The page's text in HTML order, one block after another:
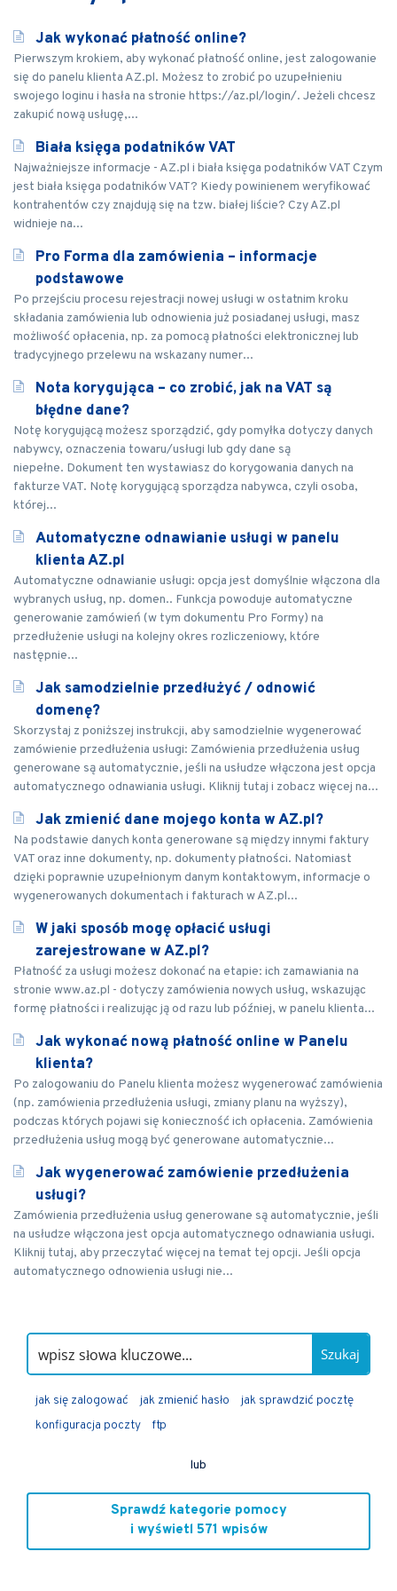
Jak wykonać płatność online?
Pierwszym krokiem, aby wykonać płatność online, jest zalogowanie
się do panelu klienta AZ.pl. Możesz to zrobić po uzupełnieniu
swojego loginu i hasła na stronie https://az.pl/login/. Jeżeli chcesz
zakupić nową usługę,...
Biała księga podatników VAT
Najważniejsze informacje - AZ.pl i biała księga podatników VAT Czym
jest biała księga podatników VAT? Kiedy powinienem weryfikować
kontrahentów czy znajdują się na tzw. białej liście? Czy AZ.pl
widnieje na...
Pro Forma dla zamówienia – informacje
podstawowe
Po przejściu procesu rejestracji nowej usługi w ostatnim kroku
składania zamówienia lub odnowienia już posiadanej usługi, masz
możliwość opłacenia, np. za pomocą płatności elektronicznej lub
tradycyjnego przelewu na wskazany numer...
Nota korygująca – co zrobić, jak na VAT są
błędne dane?
Notę korygującą możesz sporządzić, gdy pomyłka dotyczy danych
nabywcy, oznaczenia towaru/usługi lub gdy dane są
niepełne. Dokument ten wystawiasz do korygowania danych na
fakturze VAT. Notę korygującą sporządza nabywca, czyli osoba,
której...
Automatyczne odnawianie usługi w panelu
klienta AZ.pl
Automatyczne odnawianie usługi: opcja jest domyślnie włączona dla
wybranych usług, np. domen.. Funkcja powoduje automatyczne
generowanie zamówień (w tym dokumentu Pro Formy) na
przedłużenie usługi na kolejny okres rozliczeniowy, które
następnie...
Jak samodzielnie przedłużyć / odnowić
domenę?
Skorzystaj z poniższej instrukcji, aby samodzielnie wygenerować
zamówienie przedłużenia usługi: Zamówienia przedłużenia usług
generowane są automatycznie, jeśli na usłudze włączona jest opcja
automatycznego odnawiania usługi. Kliknij tutaj i zobacz więcej na...
Jak zmienić dane mojego konta w AZ.pl?
Na podstawie danych konta generowane są między innymi faktury
VAT oraz inne dokumenty, np. dokumenty płatności. Natomiast
dzięki poprawnie uzupełnionym danym kontaktowym, informacje o
wygenerowanych dokumentach i fakturach w AZ.pl...
W jaki sposób mogę opłacić usługi
zarejestrowane w AZ.pl?
Płatność za usługi możesz dokonać na etapie: ich zamawiania na
stronie www.az.pl - dotyczy zamówienia nowych usług, wskazując
formę płatności i realizując ją od razu lub później, w panelu klienta...
Jak wykonać nową płatność online w Panelu
klienta?
Po zalogowaniu do Panelu klienta możesz wygenerować zamówienia
(np. zamówienia przedłużenia usługi, zmiany planu na wyższy),
podczas których pojawi się konieczność ich opłacenia. Zamówienia
przedłużenia usług mogą być generowane automatycznie...
Jak wygenerować zamówienie przedłużenia
usługi?
Zamówienia przedłużenia usług generowane są automatycznie, jeśli
na usłudze włączona jest opcja automatycznego odnawiania usługi.
Kliknij tutaj, aby przeczytać więcej na temat tej opcji. Jeśli opcja
automatycznego odnowienia usługi nie...
Szukaj
jak się zalogować jak zmienić hasło
jak sprawdzić pocztę
konfiguracja poczty
ftp
lub
Sprawdź kategorie pomocy
i wyświetl 571 wpisów